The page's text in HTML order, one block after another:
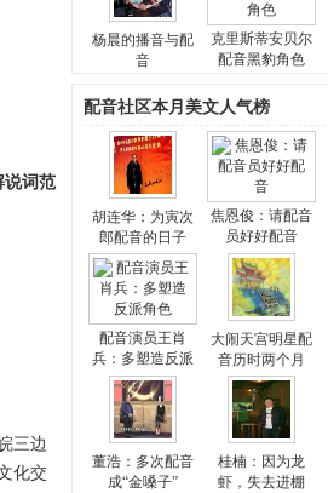
说词范
三边
化交
杨晨的播音与配
音
克里斯蒂安贝尔
配音黑豹角色
配音社区本月美文人气榜
胡连华：为寅次
郎配音的日子
焦恩俊：请配音
员好好配音
配音演员王肖
兵：多塑造反派
大闹天宫明星配
音历时两个月
董浩：多次配音
成“金嗓子”
桂楠：因为龙
虾，失去进棚